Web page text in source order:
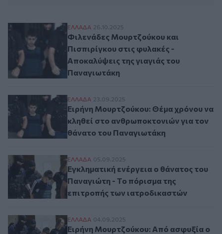
Φιλενάδες Μουρτζούκου και
ΕΛΛAΔΑ 26.10.2025
Φιλενάδες Μουρτζούκου και
Πισπιρίγκου στις φυλακές -
Αποκαλύψεις της γιαγιάς του
Παναγιωτάκη
Ειρήνη Μουρτζούκου: Θέμα χρόνου να
ΕΛΛAΔΑ 23.09.2025
Ειρήνη Μουρτζούκου: Θέμα χρόνου να
κληθεί στο ανθρωποκτονιών για τον
θάνατο του Παναγιωτάκη
Εγκληματική ενέργεια ο θάνατος του
ΕΛΛAΔΑ 05.09.2025
Εγκληματική ενέργεια ο θάνατος του
Παναγιώτη - Το πόρισμα της
επιτροπής των ιατροδικαστών
Ειρήνη Μουρτζούκου: Από ασφυξία ο
ΕΛΛAΔΑ 04.09.2025
Ειρήνη Μουρτζούκου: Από ασφυξία ο